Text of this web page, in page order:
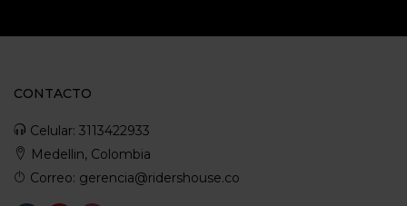
CONTACTO
Celular: 3113422933
Medellin, Colombia
Correo: gerencia@ridershouse.co